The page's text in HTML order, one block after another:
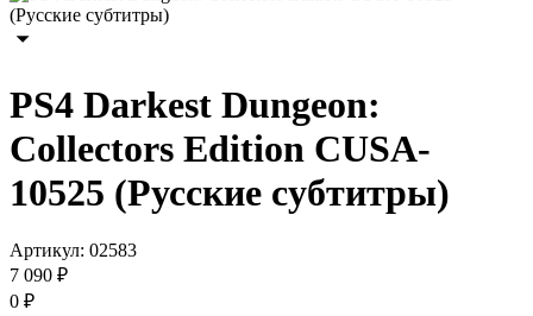
PS4 Darkest Dungeon:
Collectors Edition CUSA-
10525 (Русские субтитры)
Артикул: 02583
7 090 ₽
0 ₽